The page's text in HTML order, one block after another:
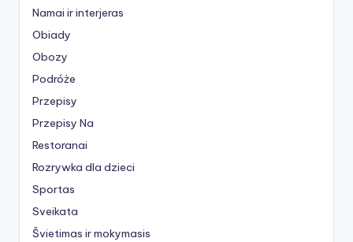
Namai ir interjeras
Obiady
Obozy
Podróże
Przepisy
Przepisy Na
Restoranai
Rozrywka dla dzieci
Sportas
Sveikata
Švietimas ir mokymasis